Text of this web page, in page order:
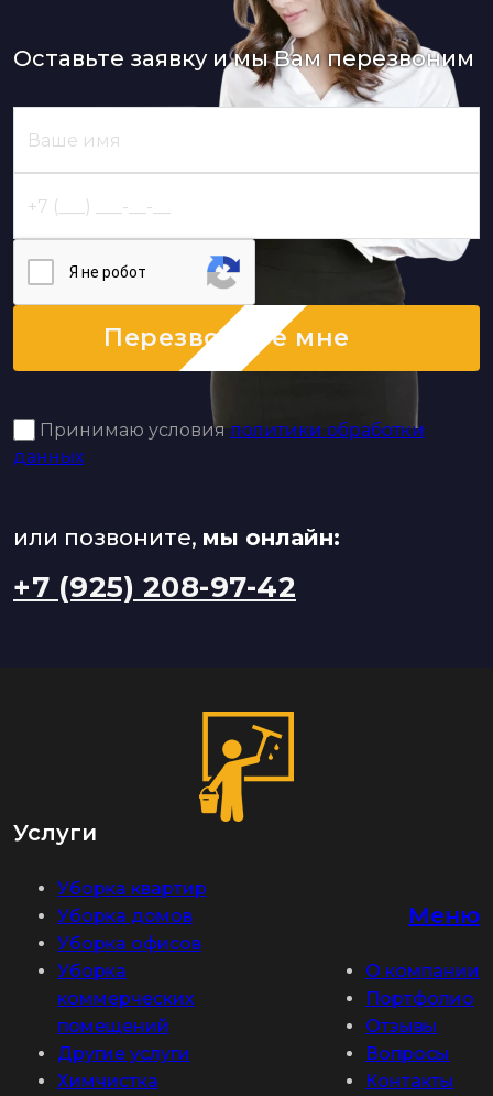
Оставьте заявку и мы Вам перезвоним
Я нe poбoт
Перезвоните мне
Принимаю условия политики обработки
данных
или позвоните, мы онлайн:
+7 (925) 208-97-42
Услуги
Уборка квартир
Уборка домов
Уборка офисов
Уборка
коммерческих
помещений
Другие услуги
Химчистка
Меню
О компании
Портфолио
Отзывы
Вопросы
Контакты